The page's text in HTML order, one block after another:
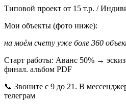
Типовой проект от 15 т.р. /
Мои объекты (фото ниже):
на моём счету уже боле 360
Старт работы: Аванс 50% →
финал. альбом PDF
📞 Звоните с 9 до 21. В
телеграм